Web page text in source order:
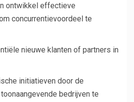
ontwikkel effectieve
concurrentievoordeel te
nieuwe klanten of partners in
initiatieven door de
bedrijven te